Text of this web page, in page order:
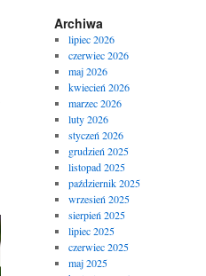
Archiwa
lipiec 2026
czerwiec 2026
maj 2026
kwiecień 2026
marzec 2026
luty 2026
styczeń 2026
grudzień 2025
listopad 2025
październik 2025
wrzesień 2025
sierpień 2025
lipiec 2025
czerwiec 2025
maj 2025